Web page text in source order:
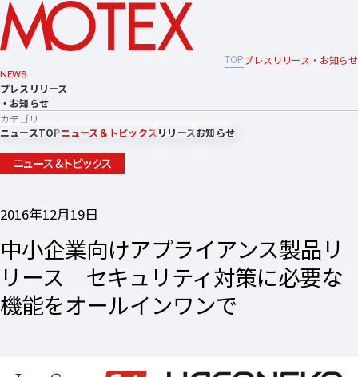
TOPプレスリリース・お知らせ
NEWS
プレスリリース
・お知らせ
カテゴリ
ニュースTOPニュース＆トピックスリリースお知らせ
ニュース＆トピックス
2016年12月19日
中小企業向けアプライアンス製品リ
リース セキュリティ対策に必要な
機能をオールインワンで